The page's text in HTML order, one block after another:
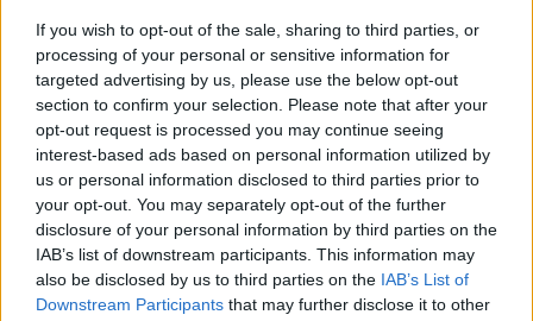
If you wish to opt-out of the sale, sharing to third parties, or
processing of your personal or sensitive information for
targeted advertising by us, please use the below opt-out
section to confirm your selection. Please note that after your
opt-out request is processed you may continue seeing
interest-based ads based on personal information utilized by
us or personal information disclosed to third parties prior to
your opt-out. You may separately opt-out of the further
disclosure of your personal information by third parties on the
IAB’s list of downstream participants. This information may
also be disclosed by us to third parties on the IAB’s List of
Downstream Participants that may further disclose it to other
Νέο ανακαινισμένο δημοτικό τουριστικό γραφείο
στην Πάτμο
Τοπικές Ειδήσεις πριν 18 λεπτά
Οι συναντήσεις που είχε κατά την επίσκεψη του στη
Ρόδο ο Πρέσβης της Βραζιλίας στην Ελλάδα
Τοπικές Ειδήσεις• πριν 1 ώρα
Γερμανική αγορά: Έλλειψη προσιτών ξενοδοχείων
απειλεί τη ζήτηση για πακέτα διακοπών – Στο